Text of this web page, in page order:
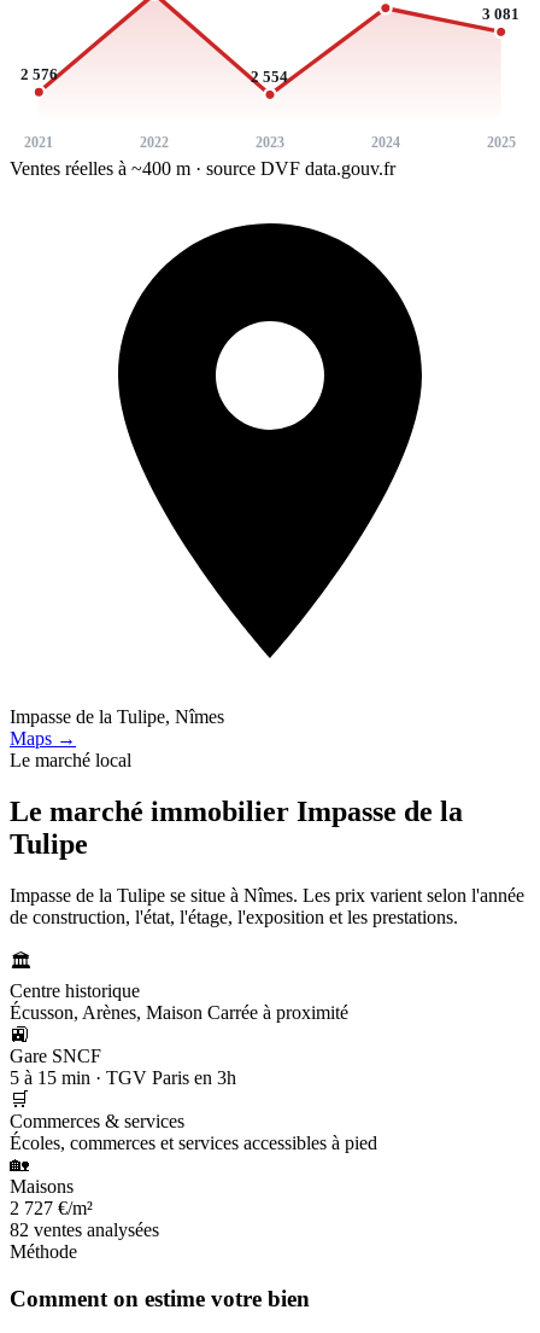
2 576
2021 2022
2 554
2023 2024
3 081
2025
Ventes réelles à ~400 m · source DVF data.gouv.fr
Impasse de la Tulipe, Nîmes
Maps →
Le marché local
Le marché immobilier Impasse de la
Tulipe
Impasse de la Tulipe se situe à Nîmes. Les prix varient selon l'année
de construction, l'état, l'étage, l'exposition et les prestations.
🏛️
Centre historique
Écusson, Arènes, Maison Carrée à proximité
🚉
Gare SNCF
5 à 15 min · TGV Paris en 3h
🛒
Commerces & services
Écoles, commerces et services accessibles à pied
🏡
Maisons
2 727 €/m²
82 ventes analysées
Méthode
Comment on estime votre bien